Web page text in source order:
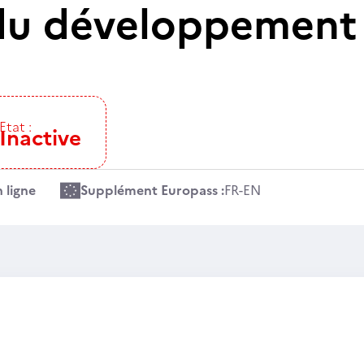
Etat :
Inactive
ligne Supplément Europass :FR-EN